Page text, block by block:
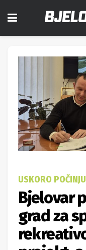
USKORO
Bjelovar
grad za